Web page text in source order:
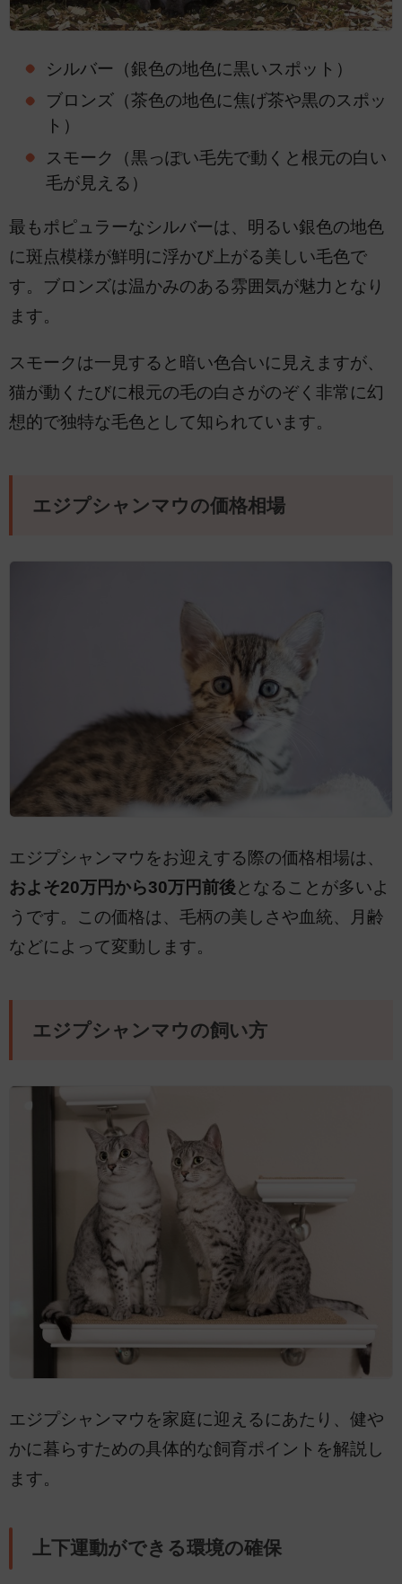
シルバー（銀色の地色に黒いスポット）
ブロンズ（茶色の地色に焦げ茶や黒のスポッ
ト）
スモーク（黒っぽい毛先で動くと根元の白い
毛が見える）
最もポピュラーなシルバーは、明るい銀色の地色
に斑点模様が鮮明に浮かび上がる美しい毛色で
す。ブロンズは温かみのある雰囲気が魅力となり
ます。
スモークは一見すると暗い色合いに見えますが、
猫が動くたびに根元の毛の白さがのぞく非常に幻
想的で独特な毛色として知られています。
エジプシャンマウの価格相場
エジプシャンマウをお迎えする際の価格相場は、
およそ20万円から30万円前後となることが多いよ
うです。この価格は、毛柄の美しさや血統、月齢
などによって変動します。
エジプシャンマウの飼い方
エジプシャンマウを家庭に迎えるにあたり、健や
かに暮らすための具体的な飼育ポイントを解説し
ます。
上下運動ができる環境の確保